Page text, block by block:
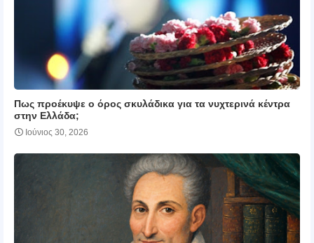
Πως προέκυψε ο όρος σκυλάδικα για τα νυχτερινά κέντρα
στην Ελλάδα;
Ιούνιος 30, 2026